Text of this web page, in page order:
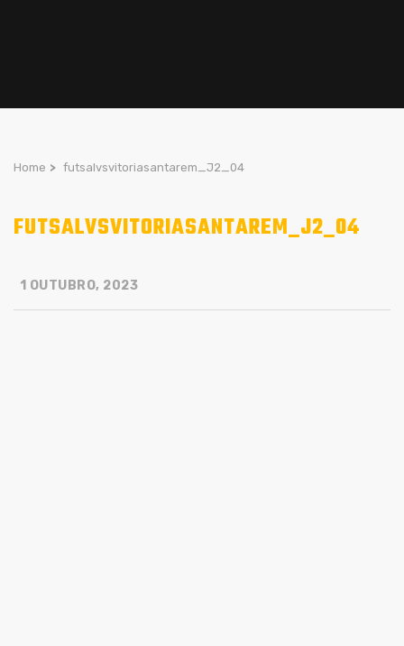
Home > futsalvsvitoriasantarem_J2_04
FUTSALVSVITORIASANTAREM_J2_04
1 OUTUBRO, 2023